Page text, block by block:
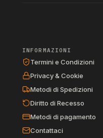
INFORMAZIONI
Termini e Condizioni
Privacy & Cookie
Metodi di Spedizioni
Diritto di Recesso
Metodi di pagamento
Contattaci